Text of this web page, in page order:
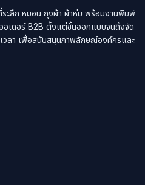
ะลึก หมอน ถุงผ้า ผ้าห่ม พร้อมงานพิมพ์
อเดอร์ B2B ตั้งแต่ขั้นออกแบบจนถึงจัด
ลา เพื่อสนับสนุนภาพลักษณ์องค์กรและ